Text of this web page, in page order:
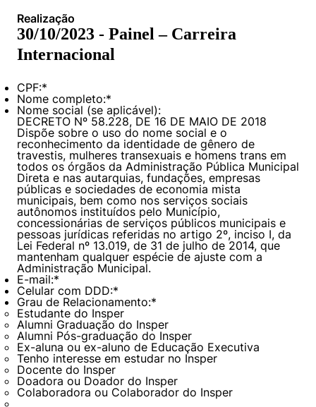
Finanças
Negócios
Políticas Públicas
Sustentabilidade
Tecnologia e Dados
Realização
30/10/2023 - Painel – Carreira
Internacional
CPF:*
Nome completo:*
Nome social (se aplicável):
DECRETO Nº 58.228, DE 16 DE MAIO DE 2018
Dispõe sobre o uso do nome social e o
reconhecimento da identidade de gênero de
travestis, mulheres transexuais e homens trans em
todos os órgãos da Administração Pública Municipal
Direta e nas autarquias, fundações, empresas
públicas e sociedades de economia mista
municipais, bem como nos serviços sociais
autônomos instituídos pelo Município,
concessionárias de serviços públicos municipais e
pessoas jurídicas referidas no artigo 2º, inciso I, da
Lei Federal nº 13.019, de 31 de julho de 2014, que
mantenham qualquer espécie de ajuste com a
Administração Municipal.
E-mail:*
Celular com DDD:*
Grau de Relacionamento:*
Estudante do Insper
Alumni Graduação do Insper
Alumni Pós-graduação do Insper
Ex-aluna ou ex-aluno de Educação Executiva
Tenho interesse em estudar no Insper
Docente do Insper
Doadora ou Doador do Insper
Colaboradora ou Colaborador do Insper